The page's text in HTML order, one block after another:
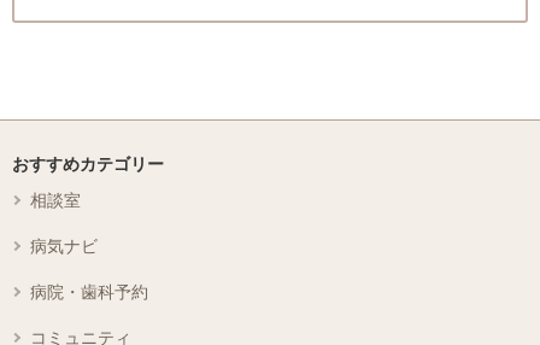
おすすめカテゴリー
相談室
病気ナビ
病院・歯科予約
コミュニティ